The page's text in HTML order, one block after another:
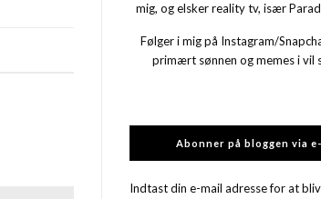
mig, og elsker reality tv, især
Følger i mig på Instagram/
primært sønnen og memes i vil
Abonner på bloggen via e-
Indtast din e-mail adresse for at